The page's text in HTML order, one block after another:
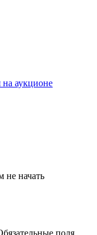
на аукционе
не начать
поля